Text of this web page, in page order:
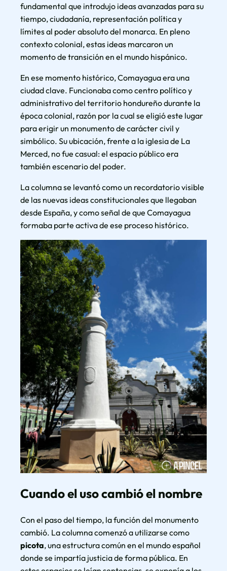
fundamental que introdujo ideas avanzadas para su
tiempo, ciudadanía, representación política y
límites al poder absoluto del monarca. En pleno
contexto colonial, estas ideas marcaron un
momento de transición en el mundo hispánico.
En ese momento histórico, Comayagua era una
ciudad clave. Funcionaba como centro político y
administrativo del territorio hondureño durante la
época colonial, razón por la cual se eligió este lugar
para erigir un monumento de carácter civil y
simbólico. Su ubicación, frente a la iglesia de La
Merced, no fue casual: el espacio público era
también escenario del poder.
La columna se levantó como un recordatorio visible
de las nuevas ideas constitucionales que llegaban
desde España, y como señal de que Comayagua
formaba parte activa de ese proceso histórico.
Cuando el uso cambió el nombre
Con el paso del tiempo, la función del monumento
cambió. La columna comenzó a utilizarse como
picota, una estructura común en el mundo español
donde se impartía justicia de forma pública. En